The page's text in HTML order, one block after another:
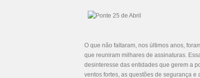
O que não faltaram, nos últimos anos,
que reuniram milhares de assinaturas.
desinteresse das entidades que gerem a
ventos fortes, as questões de segurança